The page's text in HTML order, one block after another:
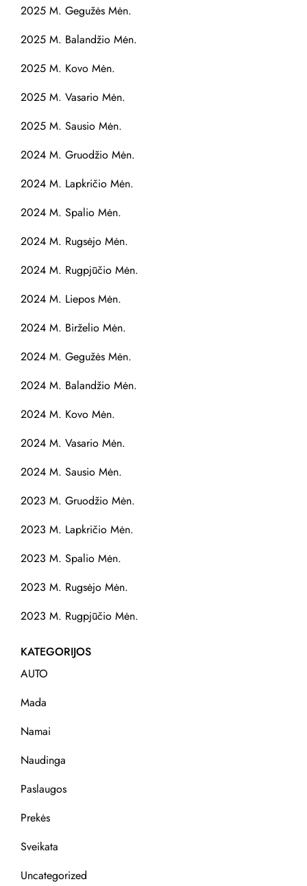
2025 M. Gegužės Mėn.
2025 M. Balandžio Mėn.
2025 M. Kovo Mėn.
2025 M. Vasario Mėn.
2025 M. Sausio Mėn.
2024 M. Gruodžio Mėn.
2024 M. Lapkričio Mėn.
2024 M. Spalio Mėn.
2024 M. Rugsėjo Mėn.
2024 M. Rugpjūčio Mėn.
2024 M. Liepos Mėn.
2024 M. Birželio Mėn.
2024 M. Gegužės Mėn.
2024 M. Balandžio Mėn.
2024 M. Kovo Mėn.
2024 M. Vasario Mėn.
2024 M. Sausio Mėn.
2023 M. Gruodžio Mėn.
2023 M. Lapkričio Mėn.
2023 M. Spalio Mėn.
2023 M. Rugsėjo Mėn.
2023 M. Rugpjūčio Mėn.
KATEGORIJOS
AUTO
Mada
Namai
Naudinga
Paslaugos
Prekės
Sveikata
Uncategorized